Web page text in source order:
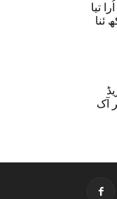
تیا
ئنا
آک